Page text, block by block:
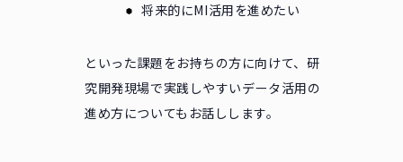
将来的にMI活用を進めたい
といった課題をお持ちの方に向けて、研
究開発現場で実践しやすいデータ活用の
進め方についてもお話しします。